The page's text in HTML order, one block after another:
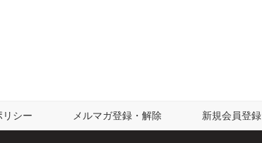
リシー メルマガ登録・解除 新規会員登録